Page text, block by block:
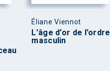
Éliane Viennot
L’âge d’or de l’ordre
masculin